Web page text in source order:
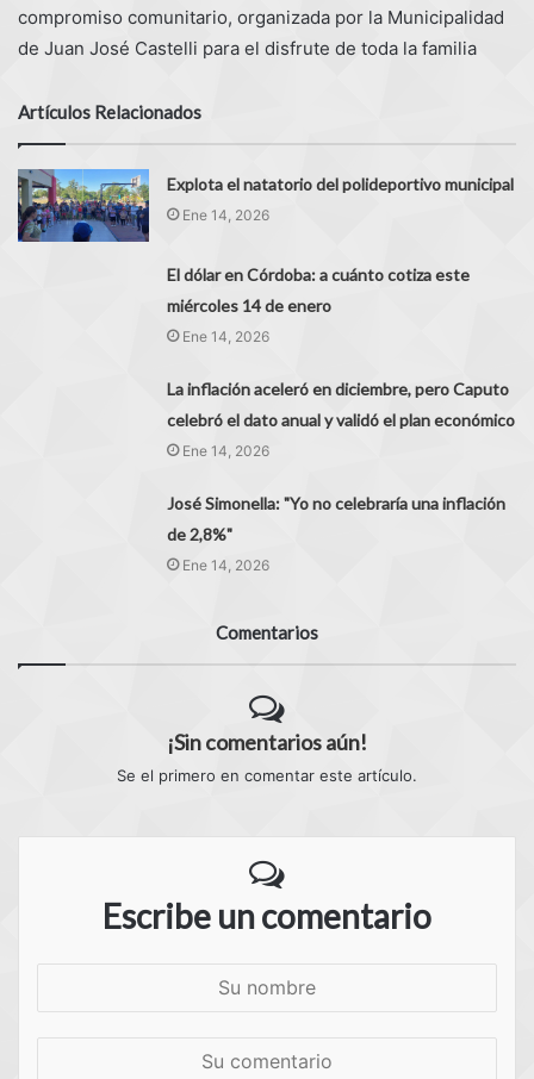
compromiso comunitario, organizada por la Municipalidad
de Juan José Castelli para el disfrute de toda la familia
Artículos Relacionados
Explota el natatorio del polideportivo municipal
Ene 14, 2026
El dólar en Córdoba: a cuánto cotiza este
miércoles 14 de enero
Ene 14, 2026
La inflación aceleró en diciembre, pero Caputo
celebró el dato anual y validó el plan económico
Ene 14, 2026
José Simonella: "Yo no celebraría una inflación
de 2,8%"
Ene 14, 2026
Comentarios
¡Sin comentarios aún!
Se el primero en comentar este artículo.
Escribe un comentario